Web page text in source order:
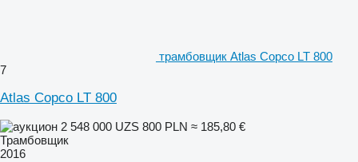
трамбовщик Atlas Copco LT 800
7
Atlas Copco LT 800
2 548 000 UZS 800 PLN ≈ 185,80 €
Трамбовщик
2016